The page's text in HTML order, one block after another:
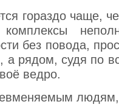
гораздо чаще,
без повода,
а рядом, судя по
ведро.